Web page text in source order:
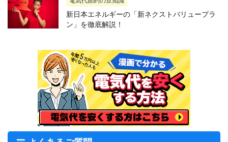
新日本エネルギーの「新ネクストバリュープラ
ン」を徹底解説！